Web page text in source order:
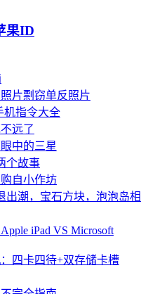
果ID
片剽窃单反照片
机指令大全
远了
中的三星
个故事
自小作坊
出潮，宝石方块，泡泡岛相
iPad VS Microsoft
四卡四待+双存储卡槽